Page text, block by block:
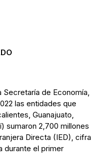
de Economía,
las entidades que
Guanajuato,
sumaron 2,700 millones
Directa (IED), cifra
durante el primer